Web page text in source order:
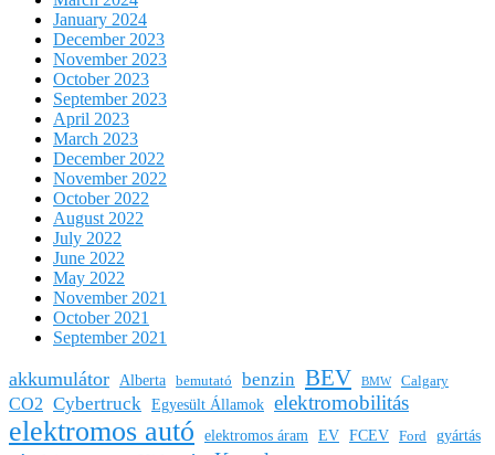
January 2024
December 2023
November 2023
October 2023
September 2023
April 2023
March 2023
December 2022
November 2022
October 2022
August 2022
July 2022
June 2022
May 2022
November 2021
October 2021
September 2021
akkumulátor Alberta bemutató benzin BEV BMW Calgary
CO2 Cybertruck Egyesült Államok elektromobilitás
elektromos autó elektromos áram EV FCEV Ford gyártás